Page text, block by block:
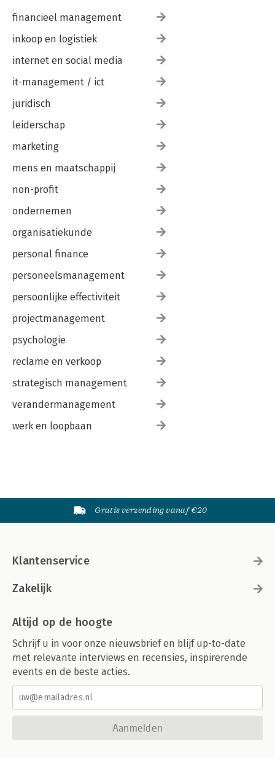
financieel management
inkoop en logistiek
internet en social media
it-management / ict
juridisch
leiderschap
marketing
mens en maatschappij
non-profit
ondernemen
organisatiekunde
personal finance
personeelsmanagement
persoonlijke effectiviteit
projectmanagement
psychologie
reclame en verkoop
strategisch management
verandermanagement
werk en loopbaan
Gratis verzending vanaf €20
Klantenservice
Zakelijk
Altijd op de hoogte
Schrijf u in voor onze nieuwsbrief en blijf up-to-date
met relevante interviews en recensies, inspirerende
events en de beste acties.
Aanmelden